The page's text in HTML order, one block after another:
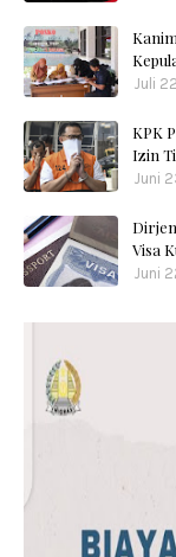
Juli
KPK
Izin
Juni
Visa
Juni